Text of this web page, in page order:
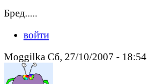
Бред.....
войти
Moggilka Сб, 27/10/2007 - 18:54